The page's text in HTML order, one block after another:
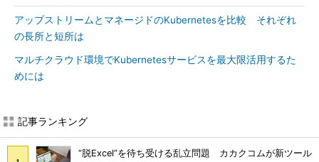
アップストリームとマネージドのKubernetesを比較 それぞれ
の長所と短所は
マルチクラウド環境でKubernetesサービスを最大限活用するた
めには
記事ランキング
“脱Excel”を待ち受ける乱立問題 カカクコムが新ツール